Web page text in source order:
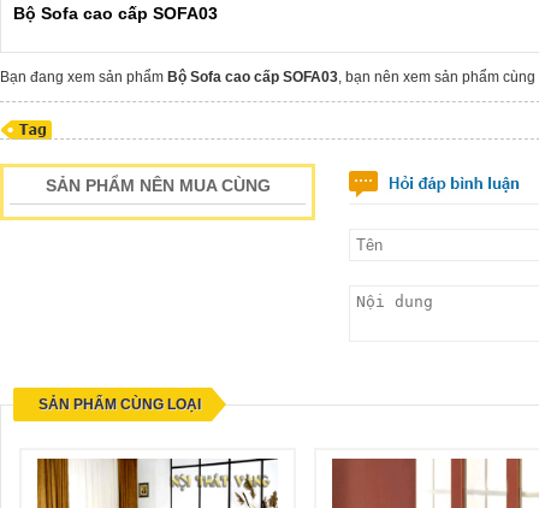
Bộ Sofa cao cấp SOFA03
Bạn đang xem sản phẩm Bộ Sofa cao cấp SOFA03, bạn nên xem sản phẩm
SẢN PHẨM NÊN MUA CÙNG
SẢN PHẨM CÙNG LOẠI